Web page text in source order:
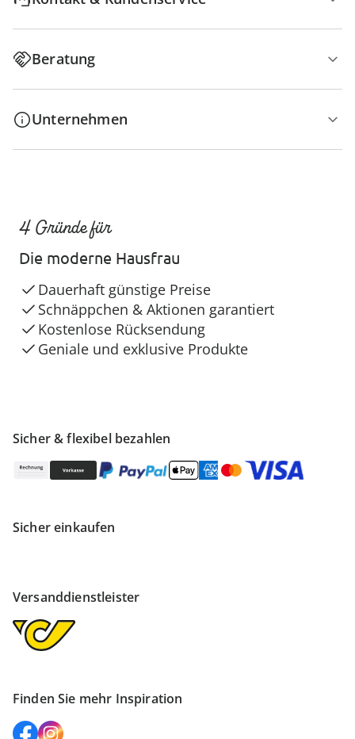
Beratung
Unternehmen
Sicher & flexibel bezahlen
Sicher einkaufen
Versanddienstleister
Finden Sie mehr Inspiration
4 Gründe für
Die moderne Hausfrau
Dauerhaft günstige Preise
Schnäppchen & Aktionen garantiert
Kostenlose Rücksendung
Geniale und exklusive Produkte